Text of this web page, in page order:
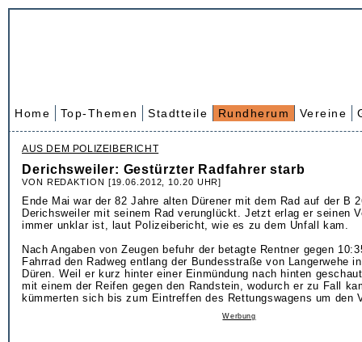
Home Top-Themen Stadtteile Rundherum Vereine
AUS DEM POLIZEIBERICHT
Derichsweiler: Gestürzter Radfahrer starb
VON REDAKTION [19.06.2012, 10.20 UHR]
Ende Mai war der 82 Jahre alten Dürener mit dem Rad auf der B
Derichsweiler mit seinem Rad verunglückt. Jetzt erlag er seinen
immer unklar ist, laut Polizeibericht, wie es zu dem Unfall kam.
Nach Angaben von Zeugen befuhr der betagte Rentner gegen
Fahrrad den Radweg entlang der Bundesstraße von Langerwehe
Düren. Weil er kurz hinter einer Einmündung nach hinten
mit einem der Reifen gegen den Randstein, wodurch er zu Fall
kümmerten sich bis zum Eintreffen des Rettungswagens um den
Werbung